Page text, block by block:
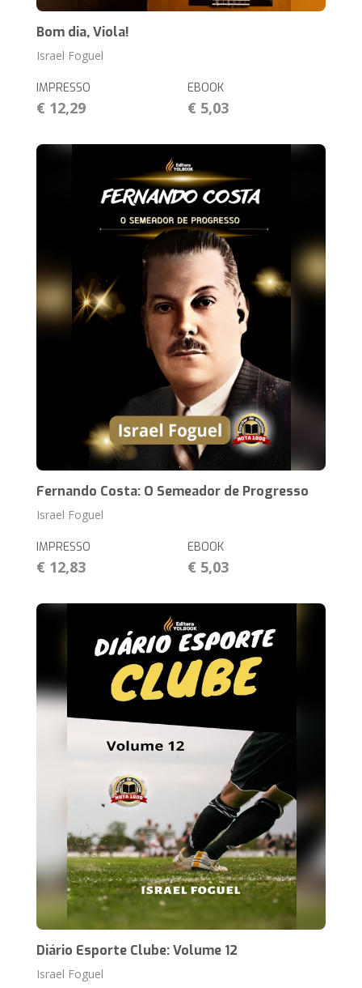
Bom dia, Viola!
Israel Foguel
IMPRESSO
€ 12,29
EBOOK
€ 5,03
Fernando Costa: O Semeador de Progresso
Israel Foguel
IMPRESSO
€ 12,83
EBOOK
€ 5,03
Diário Esporte Clube: Volume 12
Israel Foguel